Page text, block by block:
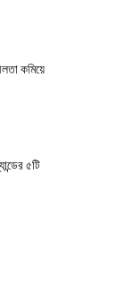
কমিয়ে
৫টি